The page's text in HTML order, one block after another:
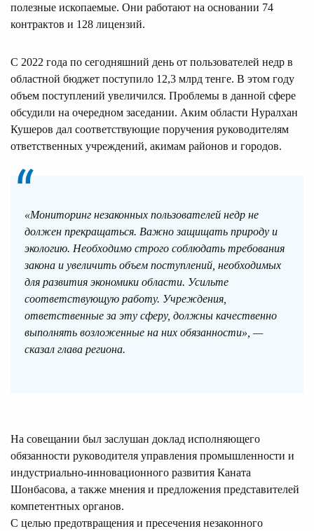
полезные ископаемые. Они работают на основании 74
контрактов и 128 лицензий.
С 2022 года по сегодняшний день от пользователей недр в
областной бюджет поступило 12,3 млрд тенге. В этом году
объем поступлений увеличился. Проблемы в данной сфере
обсудили на очередном заседании. Аким области Нуралхан
Кушеров дал соответствующие поручения руководителям
ответственных учреждений, акимам районов и городов.
«Мониторинг незаконных пользователей недр не
должен прекращаться. Важно защищать природу и
экологию. Необходимо строго соблюдать требования
закона и увеличить объем поступлений, необходимых
для развития экономики области. Усильте
соответствующую работу. Учреждения,
ответственные за эту сферу, должны качественно
выполнять возложенные на них обязанности», —
сказал глава региона.
На совещании был заслушан доклад исполняющего
обязанности руководителя управления промышленности и
индустриально-инновационного развития Каната
Шонбасова, а также мнения и предложения представителей
компетентных органов.
С целью предотвращения и пресечения незаконного